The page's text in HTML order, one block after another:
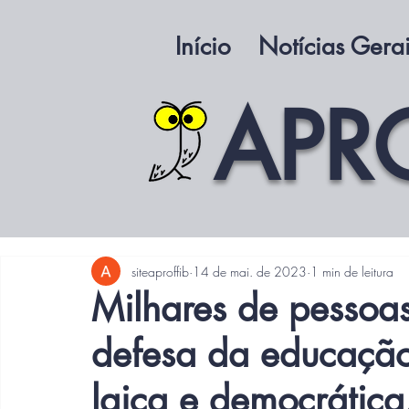
Início Notícias
Milhares de
defesa da
siteaproffib 14 de mai. de 2023 1 min de leitura